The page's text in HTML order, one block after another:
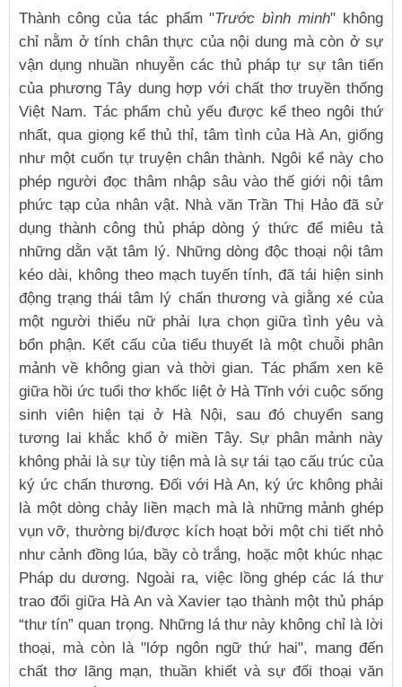
Thành công của tác phẩm "Trước bình minh" không
chỉ nằm ở tính chân thực của nội dung mà còn ở sự
vận dụng nhuần nhuyễn các thủ pháp tự sự tân tiến
của phương Tây dung hợp với chất thơ truyền thống
Việt Nam. Tác phẩm chủ yếu được kể theo ngôi thứ
nhất, qua giọng kể thủ thỉ, tâm tình của Hà An, giống
như một cuốn tự truyện chân thành. Ngôi kể này cho
phép người đọc thâm nhập sâu vào thế giới nội tâm
phức tạp của nhân vật. Nhà văn Trần Thị Hảo đã sử
dụng thành công thủ pháp dòng ý thức để miêu tả
những dằn vặt tâm lý. Những dòng độc thoại nội tâm
kéo dài, không theo mạch tuyến tính, đã tái hiện sinh
động trạng thái tâm lý chấn thương và giằng xé của
một người thiếu nữ phải lựa chọn giữa tình yêu và
bổn phận. Kết cấu của tiểu thuyết là một chuỗi phân
mảnh về không gian và thời gian. Tác phẩm xen kẽ
giữa hồi ức tuổi thơ khốc liệt ở Hà Tĩnh với cuộc sống
sinh viên hiện tại ở Hà Nội, sau đó chuyển sang
tương lai khắc khổ ở miền Tây. Sự phân mảnh này
không phải là sự tùy tiện mà là sự tái tạo cấu trúc của
ký ức chấn thương. Đối với Hà An, ký ức không phải
là một dòng chảy liền mạch mà là những mảnh ghép
vụn vỡ, thường bị/được kích hoạt bởi một chi tiết nhỏ
như cảnh đồng lúa, bầy cò trắng, hoặc một khúc nhạc
Pháp du dương. Ngoài ra, việc lồng ghép các lá thư
trao đổi giữa Hà An và Xavier tạo thành một thủ pháp
“thư tín” quan trọng. Những lá thư này không chỉ là lời
thoại, mà còn là "lớp ngôn ngữ thứ hai", mang đến
chất thơ lãng mạn, thuần khiết và sự đối thoại văn